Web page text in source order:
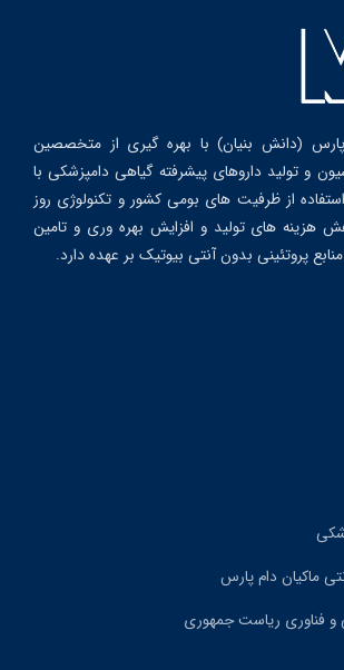
(دانش بنیان) با بهره گیری از متخصصین
و تولید داروهای پیشرفته گیاهی دامپزشکی با
از ظرفیت های بومی کشور و تکنولوژی روز
های تولید و افزایش بهره وری و تامین
پروتئینی بدون آنتی بیوتیک بر عهده دارد.
ماکیان دام پارس
ریاست جمهوری